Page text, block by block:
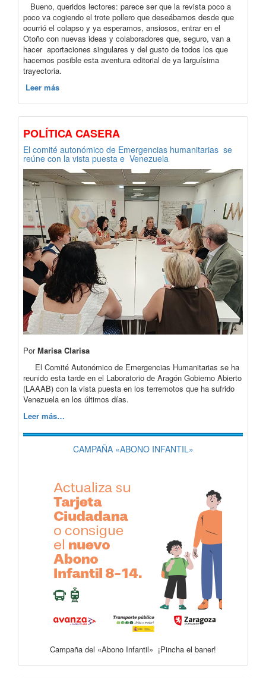
Bueno, queridos lectores: parece ser que la revista poco a
poco va cogiendo el trote pollero que deseábamos desde que
ocurrió el colapso y ya esperamos, ansiosos, entrar en el
Otoño con nuevas ideas y colaboradores que, seguro, van a
hacer aportaciones singulares y del gusto de todos los que
hacemos posible esta aventura editorial de ya larguísima
trayectoria.
Leer más
POLÍTICA CASERA
El comité autonómico de Emergencias humanitarias se
reúne con la vista puesta e Venezuela
PorMarisa Clarisa
El Comité Autonómico de Emergencias Humanitarias se ha
reunido esta tarde en el Laboratorio de Aragón Gobierno Abierto
(LAAAB) con la vista puesta en los terremotos que ha sufrido
Venezuela en los últimos días.
Leer más…
CAMPAÑA «ABONO INFANTIL»
Campaña del «Abono Infantil» ¡Pincha el baner!